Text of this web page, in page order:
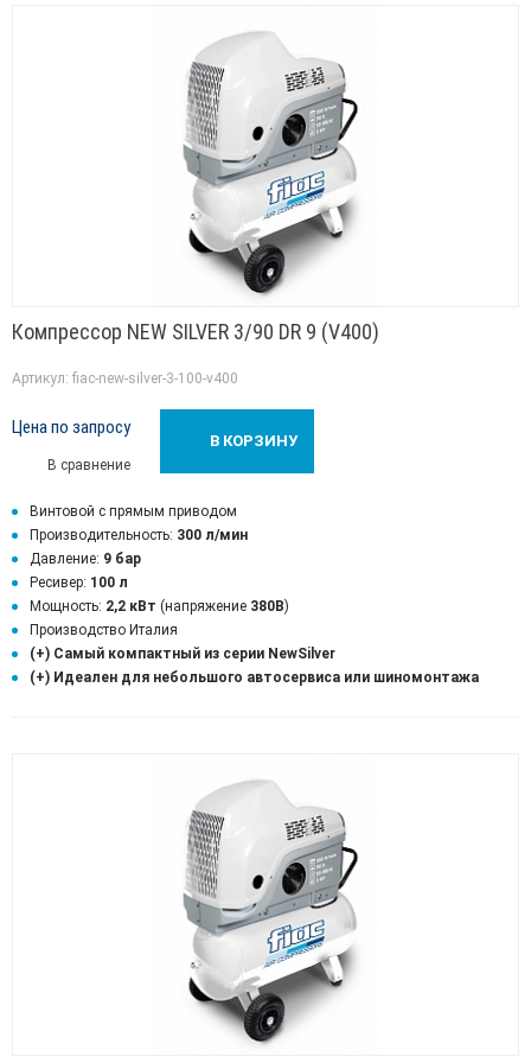
Компрессор NEW SILVER 3/90 DR 9 (V400)
Артикул: fiac-new-silver-3-100-v400
Винтовой с прямым приводом
Производительность: 300 л/мин
Давление: 9 бар
Ресивер: 100 л
Мощность: 2,2 кВт (напряжение 380В)
Производство Италия
(+) Самый компактный из серии NewSilver
(+) Идеален для небольшого автосервиса или шиномонтажа
Цена по запросу
В сравнение
В КОРЗИНУ